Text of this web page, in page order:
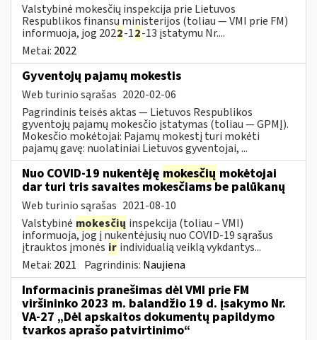
Valstybinė mokesčių inspekcija prie Lietuvos
Respublikos finansų ministerijos (toliau — VMI prie FM)
informuoja, jog 2022-12-13 įstatymu Nr....
Metai: 2022
Gyventojų pajamų mokestis
Web turinio sąrašas 2020-02-06
Pagrindinis teisės aktas — Lietuvos Respublikos
gyventojų pajamų mokesčio įstatymas (toliau — GPMĮ).
Mokesčio mokėtojai: Pajamų mokestį turi mokėti
pajamų gavę: nuolatiniai Lietuvos gyventojai, ...
Nuo COVID-19 nukentėję mokesčių mokėtojai
dar turi tris savaites mokesčiams be palūkanų
Web turinio sąrašas 2021-08-10
Valstybinė mokesčių inspekcija (toliau – VMI)
informuoja, jog į nukentėjusių nuo COVID-19 sąrašus
įtrauktos įmonės ir individualią veiklą vykdantys...
Metai: 2021 Pagrindinis: Naujiena
Informacinis pranešimas dėl VMI prie FM
viršininko 2023 m. balandžio 19 d. įsakymo Nr.
VA-27 „Dėl apskaitos dokumentų papildymo
tvarkos aprašo patvirtinimo“